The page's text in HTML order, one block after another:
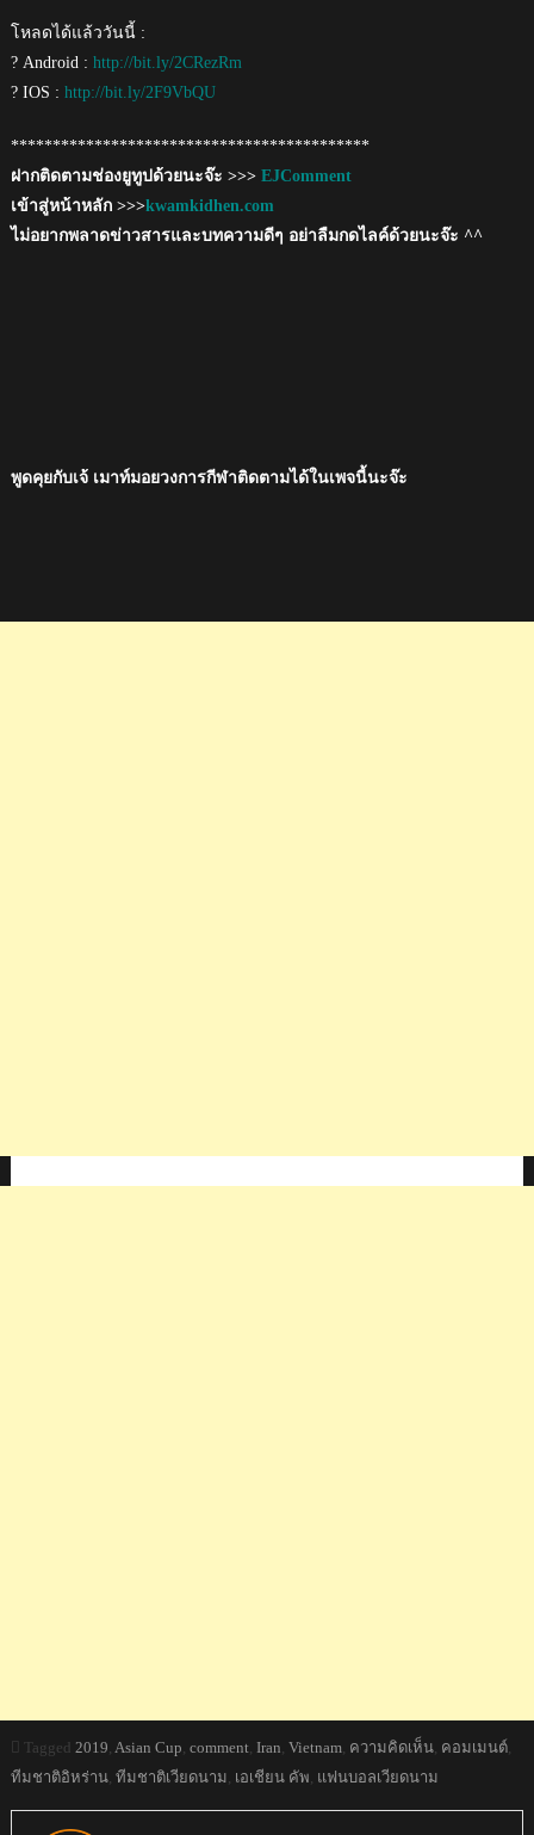
โหลดได้แล้ววันนี้ :
? Android : http://bit.ly/2CRezRm
? IOS : http://bit.ly/2F9VbQU
*******************************************
ฝากติดตามช่องยูทูปด้วยนะจ๊ะ >>> EJComment
เข้าสู่หน้าหลัก >>>kwamkidhen.com
ไม่อยากพลาดข่าวสารและบทความดีๆ อย่าลืมกดไลค์ด้วยนะจ๊ะ ^^
พูดคุยกับเจ้ เมาท์มอยวงการกีฬาติดตามได้ในเพจนี้นะจ๊ะ
Tagged 2019, Asian Cup, comment, Iran, Vietnam, ความคิดเห็น, คอมเมนต์,
ทีมชาติอิหร่าน, ทีมชาติเวียดนาม, เอเชียน คัพ, แฟนบอลเวียดนาม